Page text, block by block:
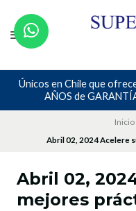
Únicos en Chile que
AÑOS de
Inicio
Abril 02, 2024 Acelere
Abril 02,
mejores